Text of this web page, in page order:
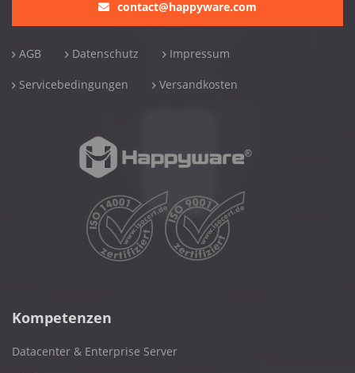
contact@happyware.com
AGB Datenschutz Impressum
Servicebedingungen Versandkosten
Kompetenzen
Datacenter & Enterprise Server